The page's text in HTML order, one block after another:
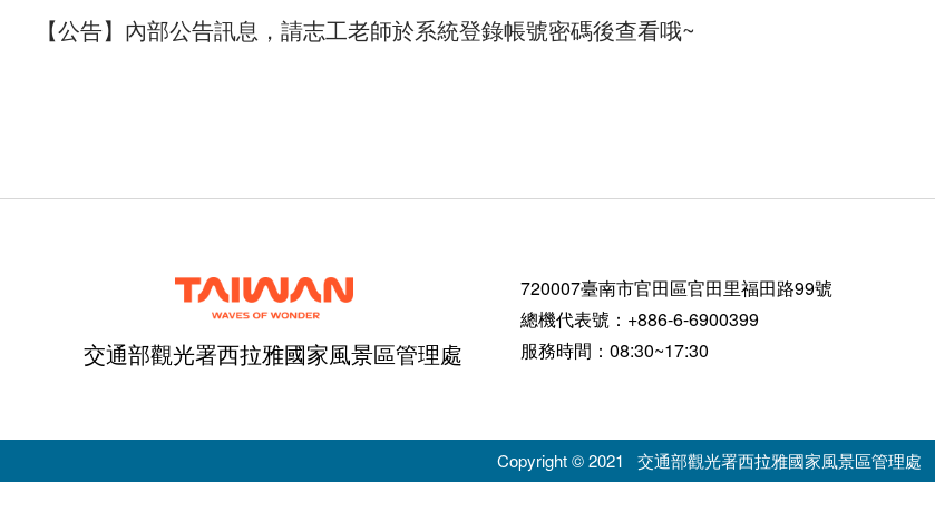
【公告】內部公告訊息，請志工老師於系統登錄帳號密碼後查看哦~
交通部觀光署西拉雅國家風景區管理處
720007臺南市官田區官田里福田路99號
總機代表號：+886-6-6900399
服務時間：08:30~17:30
Copyright © 2021 交通部觀光署西拉雅國家風景區管理處